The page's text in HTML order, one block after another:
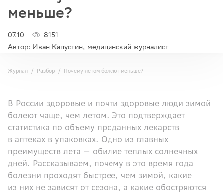
меньше?
07.10
8151
Автор: Иван Капустин, медицинский журналист
Журнал Разбор Почему летом болеют меньше?
В России здоровые и почти здоровые люди зимой
болеют чаще, чем летом. Это подтверждает
статистика по объему проданных лекарств
в аптеках в упаковках. Одно из главных
преимуществ лета — обилие теплых солнечных
дней. Рассказываем, почему в это время года
болезни проходят быстрее, чем зимой, какие
из них не зависят от сезона, а какие обостряются